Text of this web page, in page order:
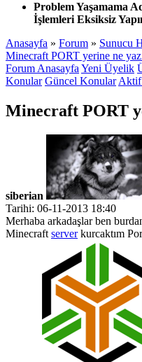
Problem Yaşamama
İşlemleri Eksiksiz
Anasayfa » Forum » Sunucu
Minecraft PORT yerine ne
Forum Anasayfa Yeni Üyelik
Konular Güncel Konular
Minecraft PORT
siberian
Tarihi: 06-11-2013 18:40
Merhaba arkadaşlar ben
Minecraft serverkurcaktım